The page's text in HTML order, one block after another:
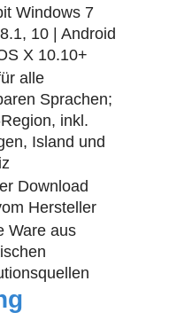
Windows 7
10 | Android
X 10.10+
alle
Sprachen;
inkl.
Island und
Download
Hersteller
Ware aus